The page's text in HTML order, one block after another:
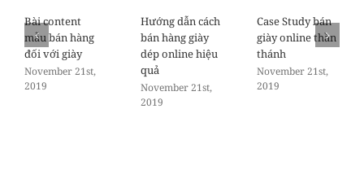
Bài content
mẫu bán hàng
đối với giày
November 21st,
2019
Hướng dẫn cách
bán hàng giày
dép online hiệu
quả
November 21st,
2019
Case Study bán
giày online thần
thánh
November 21st,
2019